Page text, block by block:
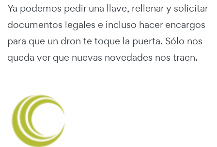
Ya podemos pedir una llave, rellenar y solicitar
documentos legales e incluso hacer encargos
para que un dron te toque la puerta. Sólo nos
queda ver que nuevas novedades nos traen.